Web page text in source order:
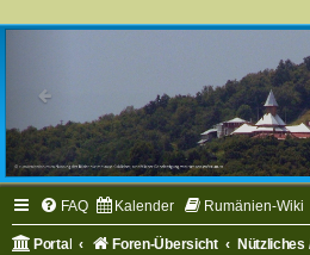
FAQ Kalender Rumänien-Wiki
Portal Foren-Übersicht